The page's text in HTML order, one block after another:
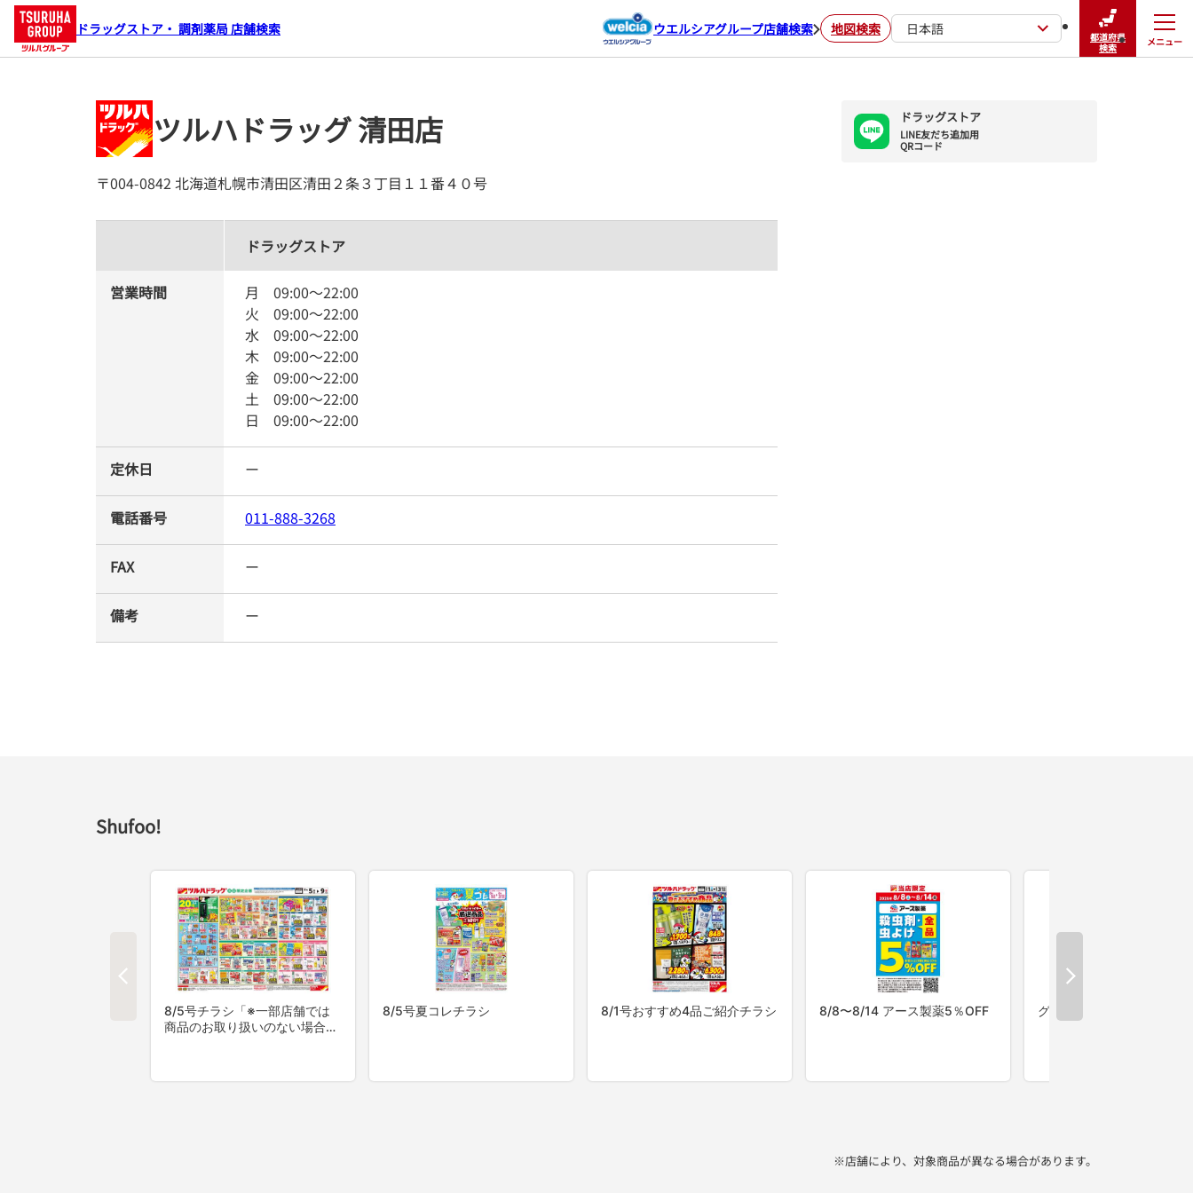
ドラッグストア・ 調剤薬局 店舗検索 ウエルシアグループ店舗検索 地図検索 日本語
都道府県
検索
メニュー
閉じる
ツルハドラッグ 清田店
〒004-0842 北海道札幌市清田区清田２条３丁目１１番４０号
ドラッグストア
LINE友だち追加用
QRコード
Shufoo!
※店舗により、対象商品が異なる場合があります。
ドラッグストア
営業時間 月 09:00～22:00
火 09:00～22:00
水 09:00～22:00
木 09:00～22:00
金 09:00～22:00
土 09:00～22:00
日 09:00～22:00
定休日 ー
電話番号 011-888-3268
FAX ー
備考 ー